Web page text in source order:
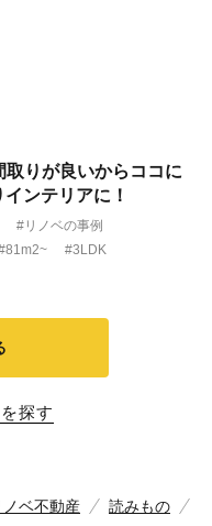
りが良いからココに
ンテリアに！
#リノベの事例
#3LDK
探す
ベ不動産 読みもの